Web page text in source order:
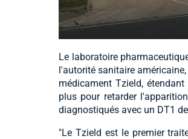
Le laboratoire
l'autorité sanitaire
médicament Tzield,
plus pour retarder
diagnostiqués avec un DT1
"Le Tzield est le premier